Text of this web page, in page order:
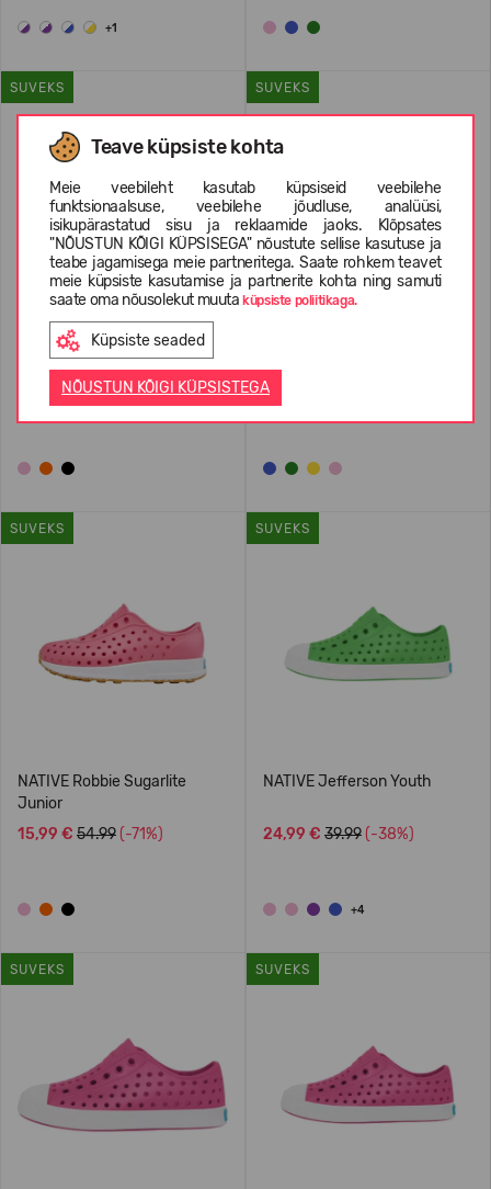
Teave küpsiste kohta
Meie veebileht kasutab küpsiseid veebilehe
funktsionaalsuse, veebilehe jõudluse, analüüsi,
isikupärastatud sisu ja reklaamide jaoks. Klõpsates
"NÕUSTUN KÕIGI KÜPSISEGA" nõustute sellise kasutuse ja
teabe jagamisega meie partneritega. Saate rohkem teavet
meie küpsiste kasutamise ja partnerite kohta ning samuti
saate oma nõusolekut muutaküpsiste poliitikaga.
Küpsiste seaded
NÕUSTUN KÕIGI KÜPSISTEGA
+1
SUVEKS
NATIVE Robbie Sugarlite
Youth
15,99 €54.99(-71%)
SUVEKS
11,99 €
SUVEKS
NATIVE Robbie Sugarlite
Junior
15,99 € 54.99 (-71%)
SUVEKS
NATIVE Jefferson Youth
24,99 € 39.99 (-38%)
+4
SUVEKS SUVEKS